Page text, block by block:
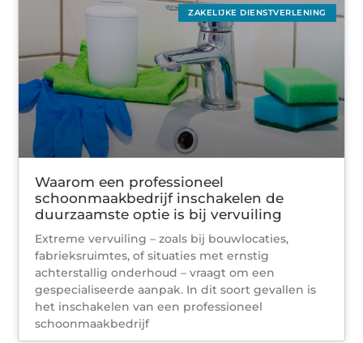
ZAKELIJKE DIENSTVERLENING
Waarom een professioneel
schoonmaakbedrijf inschakelen de
duurzaamste optie is bij vervuiling
Extreme vervuiling – zoals bij bouwlocaties,
fabrieksruimtes, of situaties met ernstig
achterstallig onderhoud – vraagt om een
gespecialiseerde aanpak. In dit soort gevallen is
het inschakelen van een professioneel
schoonmaakbedrijf